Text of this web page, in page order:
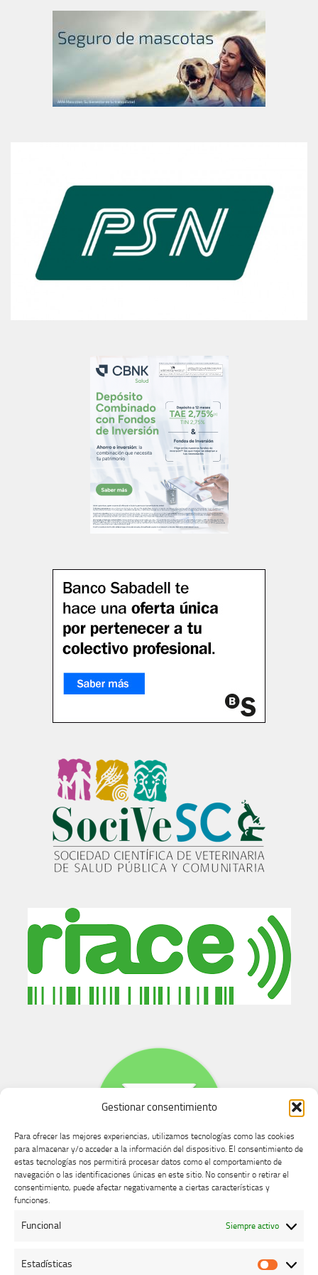
Gestionar consentimiento
Para ofrecer las mejores experiencias, utilizamos tecnologías como las cookies
para almacenar y/o acceder a la información del dispositivo. El consentimiento de
estas tecnologías nos permitirá procesar datos como el comportamiento de
navegación o las identificaciones únicas en este sitio. No consentir o retirar el
consentimiento, puede afectar negativamente a ciertas características y
funciones.
Funcional Siempre activo
Estadísticas
Buzón de dudas, quejas y sugerencias